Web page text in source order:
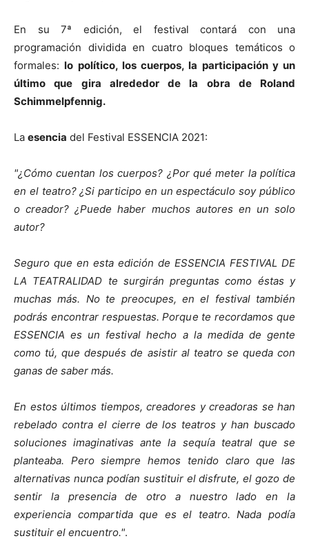
En su 7ª edición, el festival contará con una
programación dividida en cuatro bloques temáticos o
formales:lo político, los cuerpos, la participación y un
último que gira alrededor de la obra de Roland
Schimmelpfennig.
La esencia del Festival ESSENCIA 2021:
"¿Cómo cuentan los cuerpos? ¿Por qué meter la política
en el teatro? ¿Si participo en un espectáculo soy público
o creador? ¿Puede haber muchos autores en un solo
autor?
Seguro que en esta edición de ESSENCIA FESTIVAL DE
LA TEATRALIDAD te surgirán preguntas como éstas y
muchas más. No te preocupes, en el festival también
podrás encontrar respuestas. Porque te recordamos que
ESSENCIA es un festival hecho a la medida de gente
como tú, que después de asistir al teatro se queda con
ganas de saber más.
En estos últimos tiempos, creadores y creadoras se han
rebelado contra el cierre de los teatros y han buscado
soluciones imaginativas ante la sequía teatral que se
planteaba. Pero siempre hemos tenido claro que las
alternativas nunca podían sustituir el disfrute, el gozo de
sentir la presencia de otro a nuestro lado en la
experiencia compartida que es el teatro. Nada podía
sustituir el encuentro.".